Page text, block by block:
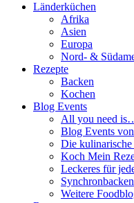
Länderküchen
Afrika
Asien
Europa
Nord- &
Rezepte
Backen
Kochen
Blog Events
All you need
Blog Events
Die kulinarische
Koch Mein
Leckeres für
Synchronbacken
Weitere